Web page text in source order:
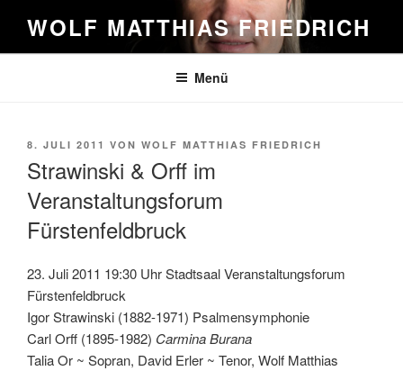
Inhalt
springen
WOLF MATTHIAS FRIEDRICH
Menü
VERÖFFENTLICHT
8. JULI 2011 VON WOLF MATTHIAS FRIEDRICH
Strawinski & Orff im
Veranstaltungsforum
Fürstenfeldbruck
23. Juli 2011 19:30 Uhr Stadtsaal Veranstaltungsforum
Fürstenfeldbruck
Igor Strawinski (1882-1971) Psalmensymphonie
Carl Orff (1895-1982) Carmina Burana
Talia Or ~ Sopran, David Erler ~ Tenor, Wolf Matthias